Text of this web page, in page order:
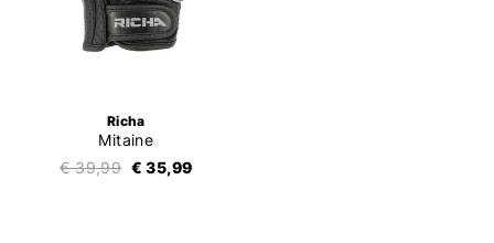
Richa
Mitaine
€ 39,99 € 35,99